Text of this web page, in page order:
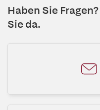
Haben Sie
Sie da.